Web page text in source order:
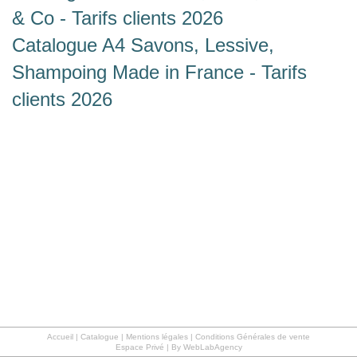
& Co - Tarifs clients 2026
Catalogue A4 Savons, Lessive,
Shampoing Made in France - Tarifs
clients 2026
Accueil | Catalogue | Mentions légales | Conditions Générales de vente
Espace Privé | By WebLabAgency